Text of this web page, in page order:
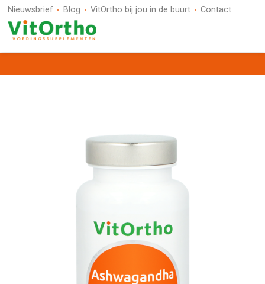
Nieuwsbrief Blog VitOrtho bij jou in de buurt Contact